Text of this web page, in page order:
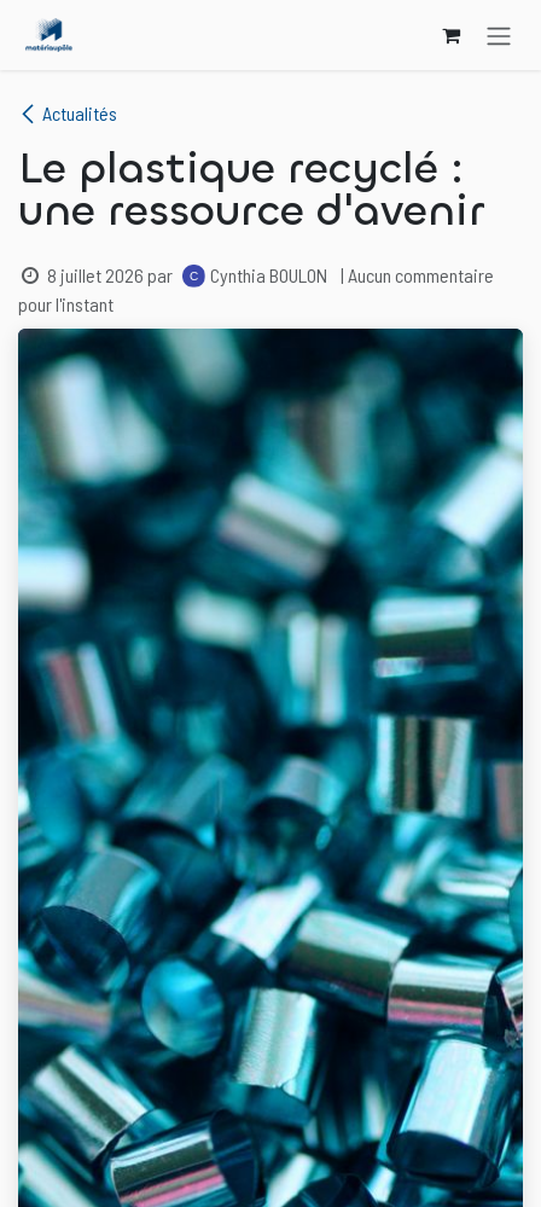
Se rendre au contenu
Actualités
Le plastique recyclé :
une ressource d'avenir
8 juillet 2026 par Cynthia BOULON
| Aucun commentaire
pour l'instant